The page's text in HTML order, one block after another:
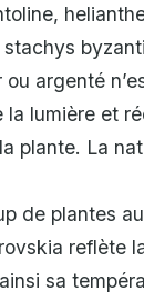
argenté
la lumière et
plante. La
de plantes
reflète
sa